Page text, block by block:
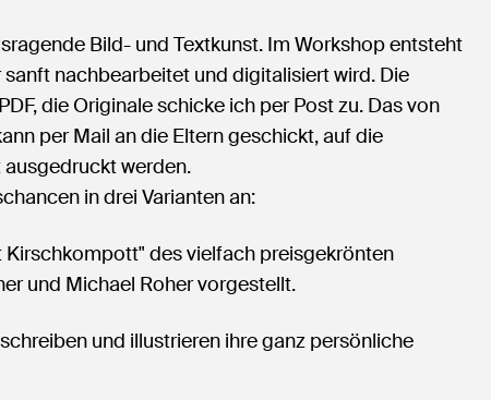
Bild- und Textkunst. Im Workshop entsteht
nachbearbeitet und digitalisiert wird. Die
die Originale schicke ich per Post zu. Das von
per Mail an die Eltern geschickt, auf die
werden.
in drei Varianten an:
des vielfach preisgekrönten
und Michael Roher vorgestellt.
und illustrieren ihre ganz persönliche